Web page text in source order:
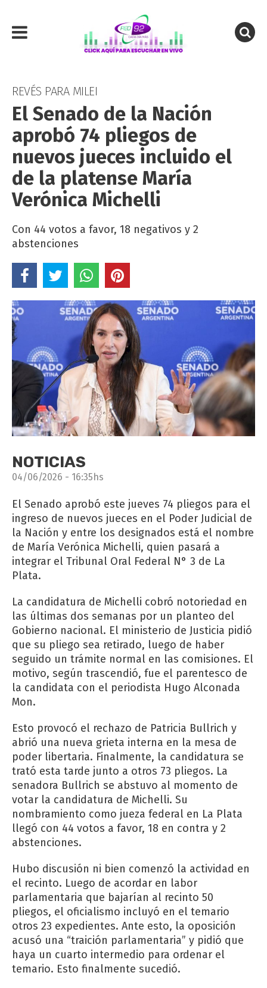
REVÉS PARA MILEI
El Senado de la Nación
aprobó 74 pliegos de
nuevos jueces incluido el
de la platense María
Verónica Michelli
Con 44 votos a favor, 18 negativos y 2
abstenciones
NOTICIAS
04/06/2026 - 16:35hs
El Senado aprobó este jueves 74 pliegos para el
ingreso de nuevos jueces en el Poder Judicial de
la Nación y entre los designados está el nombre
de María Verónica Michelli, quien pasará a
integrar el Tribunal Oral Federal N° 3 de La
Plata.
La candidatura de Michelli cobró notoriedad en
las últimas dos semanas por un planteo del
Gobierno nacional. El ministerio de Justicia pidió
que su pliego sea retirado, luego de haber
seguido un trámite normal en las comisiones. El
motivo, según trascendió, fue el parentesco de
la candidata con el periodista Hugo Alconada
Mon.
Esto provocó el rechazo de Patricia Bullrich y
abrió una nueva grieta interna en la mesa de
poder libertaria. Finalmente, la candidatura se
trató esta tarde junto a otros 73 pliegos. La
senadora Bullrich se abstuvo al momento de
votar la candidatura de Michelli. Su
nombramiento como jueza federal en La Plata
llegó con 44 votos a favor, 18 en contra y 2
abstenciones.
Hubo discusión ni bien comenzó la actividad en
el recinto. Luego de acordar en labor
parlamentaria que bajarían al recinto 50
pliegos, el oficialismo incluyó en el temario
otros 23 expedientes. Ante esto, la oposición
acusó una “traición parlamentaria” y pidió que
haya un cuarto intermedio para ordenar el
temario. Esto finalmente sucedió.